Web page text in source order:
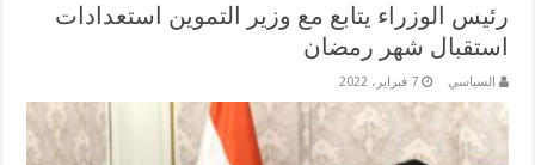
رئيس الوزراء يتابع مع وزير التموين استعدادات
استقبال شهر رمضان
السياسي 7 فبراير، 2022